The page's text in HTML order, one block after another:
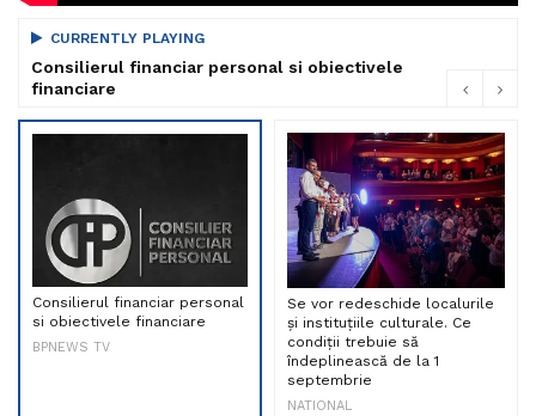
CURRENTLY PLAYING
Consilierul financiar personal si obiectivele
financiare
Consilierul financiar personal
si obiectivele financiare
BPNEWS TV
Se vor redeschide localurile
și instituțiile culturale. Ce
condiții trebuie să
îndeplinească de la 1
septembrie
NATIONAL